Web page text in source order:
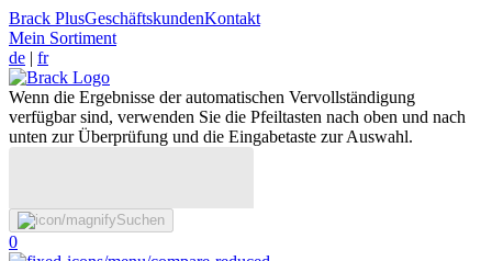
Brack PlusGeschäftskundenKontakt
Mein Sortiment
de | fr
Wenn die Ergebnisse der automatischen Vervollständigung
verfügbar sind, verwenden Sie die Pfeiltasten nach oben und nach
unten zur Überprüfung und die Eingabetaste zur Auswahl.
Suchen
0